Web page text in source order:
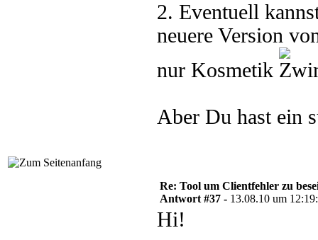
2. Eventuell
neuere Version
nur Kosmetik
Aber Du hast ein
Re: Tool um Clientfehler zu
Antwort #37 - 13.08.10 um
Hi!